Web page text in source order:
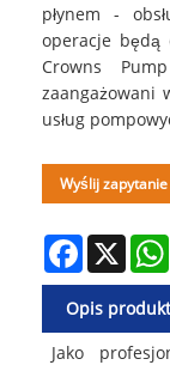
płynem -
operacje będą
Crowns
zaangażowani
usług
Wyślij zapytanie
Facebook
X
Opis
Jako